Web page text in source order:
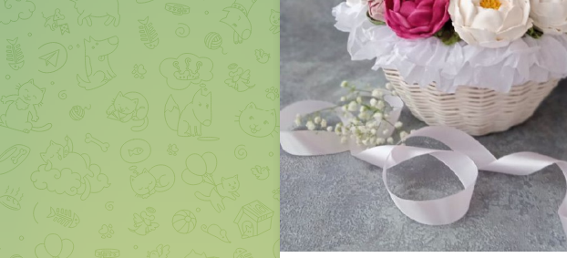
Корзина с пионами из зефира - 5000₽.
Корзина с зефирными пионами - это и десерт